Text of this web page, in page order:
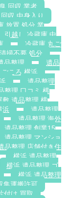
回収 業者
収 中身入り
放置 処分 業
引越し 冷蔵庫 中
冷蔵庫 丸ご
掃不要 処分
品整理
遺品
ころ 横浜
遺品整理
整理 口コミ 横
敷 遺品整理 横
浜
遺品整理
遺品整理 海外
遺品整理 創業15
遺品整理 マンショ
品整理 店舗付き住
横浜 遺品整理
横浜 遺品整理 ゴ
横浜 遺品整理
集運搬許可
付け 買取